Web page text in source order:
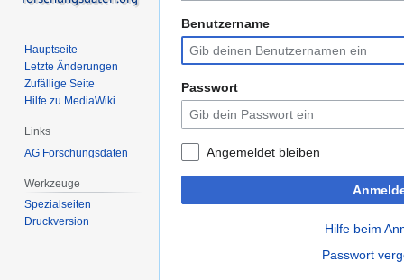
Zur
Navigation
springen
Zur
Suche
springen
Benutzername
Passwort
Angemeldet bleiben
Hilfe beim
Passwort
Hauptseite
Letzte Änderungen
Zufällige Seite
Hilfe zu MediaWiki
Links
AG Forschungsdaten
Werkzeuge
Spezialseiten
Druckversion